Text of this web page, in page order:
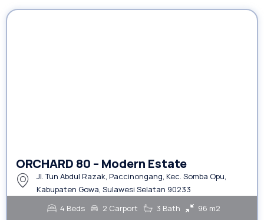
ORCHARD 80 – Modern Estate
Jl. Tun Abdul Razak, Paccinongang, Kec. Somba Opu,
Kabupaten Gowa, Sulawesi Selatan 90233
4 Beds
2 Carport 3 Bath 96 m2